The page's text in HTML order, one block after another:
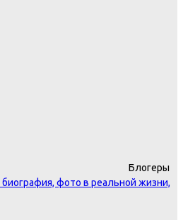
Блогеры
фото в реальной жизни,